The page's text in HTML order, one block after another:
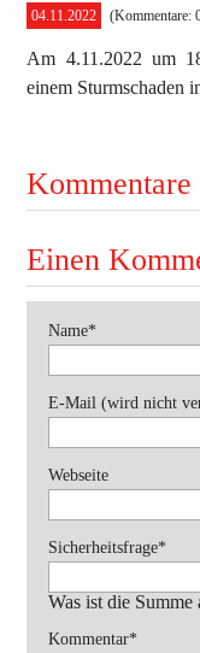
Termine
Geschichte
2019
Aktuelles
Bewerbe
Einsätze
Jugend
04.11.2022 (Kommentare:
Am 4.11.2022 um
einem Sturmschaden
Kommentare
Einen
Pflichtfeld
Name*
Pflichtfeld
E-Mail (wird nicht
Webseite
Pflichtfeld
Sicherheitsfrage*
Was ist die Summe
Pflichtfeld
Kommentar*